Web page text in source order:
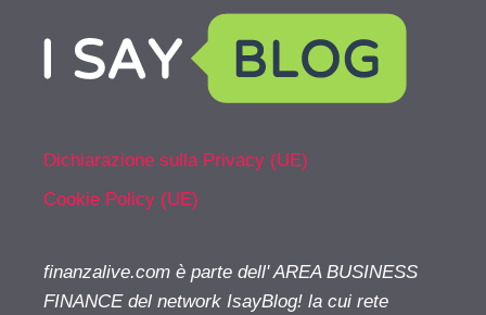
Dichiarazione sulla Privacy (UE)
Cookie Policy (UE)
finanzalive.com è parte dell' AREA BUSINESS
FINANCE del network IsayBlog! la cui rete